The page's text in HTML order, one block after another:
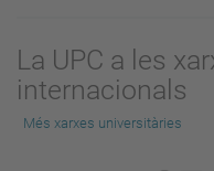
La UPC a les
internacionals
Més xarxes universitàries